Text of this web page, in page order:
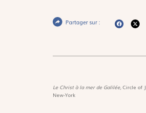
Partager sur :
Le Christ à la mer de Galilée, Circle of
New-York